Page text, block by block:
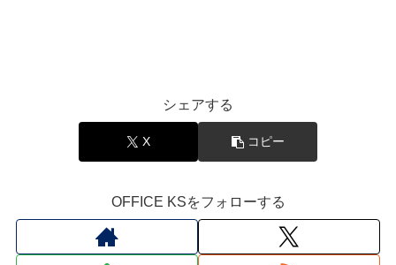
シェアする
X コピー
OFFICE KSをフォローする